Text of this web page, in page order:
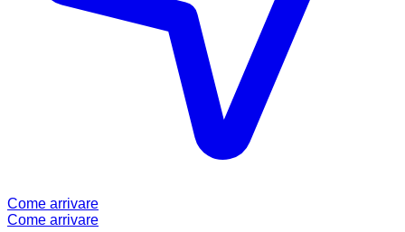
Come arrivare
Come arrivare